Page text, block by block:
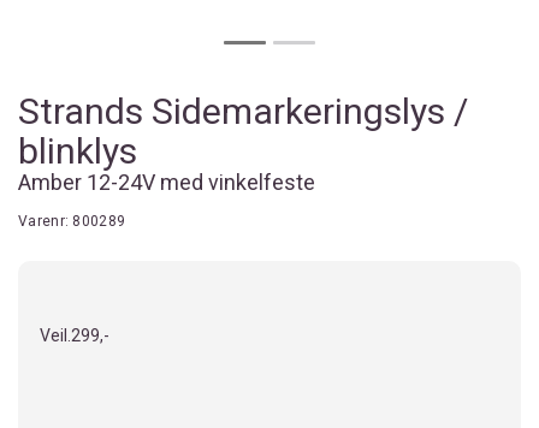
Strands Sidemarkeringslys /
blinklys
Amber 12-24V med vinkelfeste
Varenr: 800289
Veil. 299,-